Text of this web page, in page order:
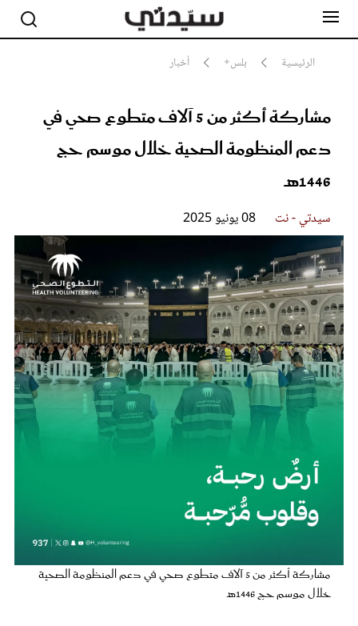
الرئيسية بلس+ أخبار
مشاركة أكثر من 5 آلاف متطوع صحي في
دعم المنظومة الصحية خلال موسم حج
1446هـ
سيدتي - نت 08 يونيو 2025
مشاركة أكثر من 5 آلاف متطوع صحي في دعم المنظومة الصحية
خلال موسم حج 1446هـ
مشاهير
جمال
سيدتي وطفلك
بلس+
فيديو
مطبخ سيدتي
مقالات الرأي
ستايل
تقارير
عروس سيدتي